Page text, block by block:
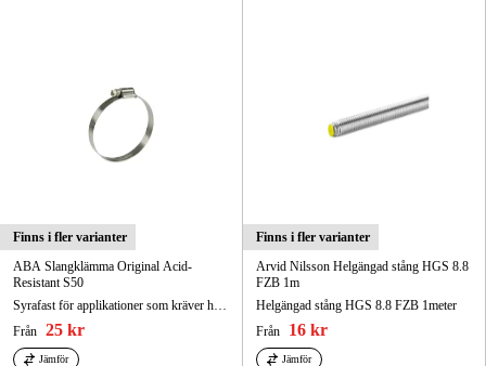
Finns i fler varianter
ABA Slangklämma Original Acid-
Resistant S50
Från 25 kr
Jämför
Finns i fler varianter
Arvid Nilsson Helgängad stång HGS 8.8
FZB 1m
Helgängad stång HGS 8.8 FZB 1meter
Från
16 kr
Jämför